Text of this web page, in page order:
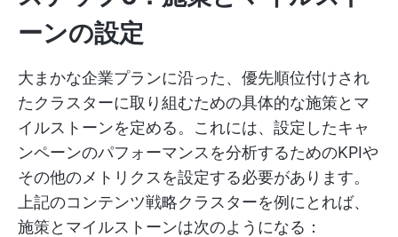
ーンの設定
大まかな企業プランに沿った、優先順位付けされ
たクラスターに取り組むための具体的な施策とマ
イルストーンを定める。これには、設定したキャ
ンペーンのパフォーマンスを分析するためのKPIや
その他のメトリクスを設定する必要があります。
上記のコンテンツ戦略クラスターを例にとれば、
施策とマイルストーンは次のようになる：